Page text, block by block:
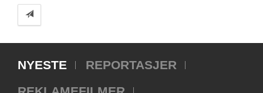
NYESTE
REPORTASJER